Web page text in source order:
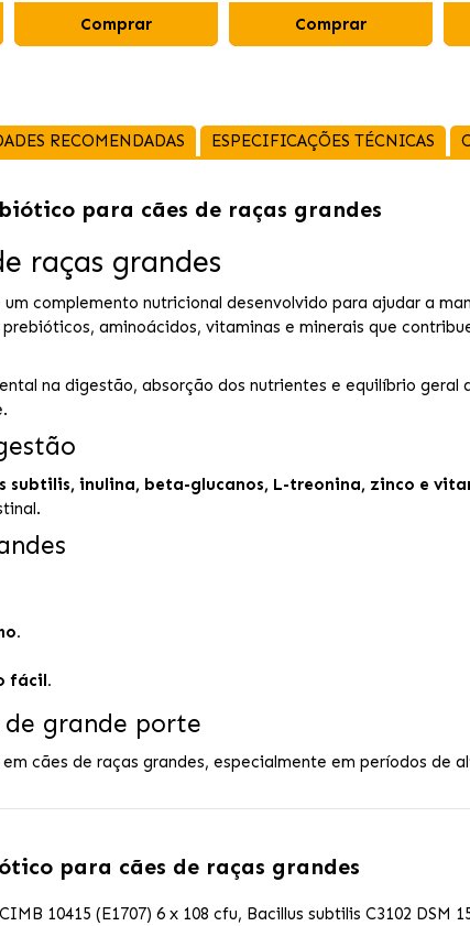
Comprar Comprar
RECOMENDADAS ESPECIFICAÇÕES TÉCNICAS
para cães de raças grandes
raças grandes
um complemento nutricional desenvolvido para ajudar a
aminoácidos, vitaminas e minerais que
na digestão, absorção dos nutrientes e equilíbrio
subtilis, inulina, beta-glucanos, L-treonina, zinco e
fácil.
grande porte
cães de raças grandes, especialmente em períodos de
para cães de raças grandes
10415 (E1707) 6 x 108 cfu, Bacillus subtilis C3102 DSM